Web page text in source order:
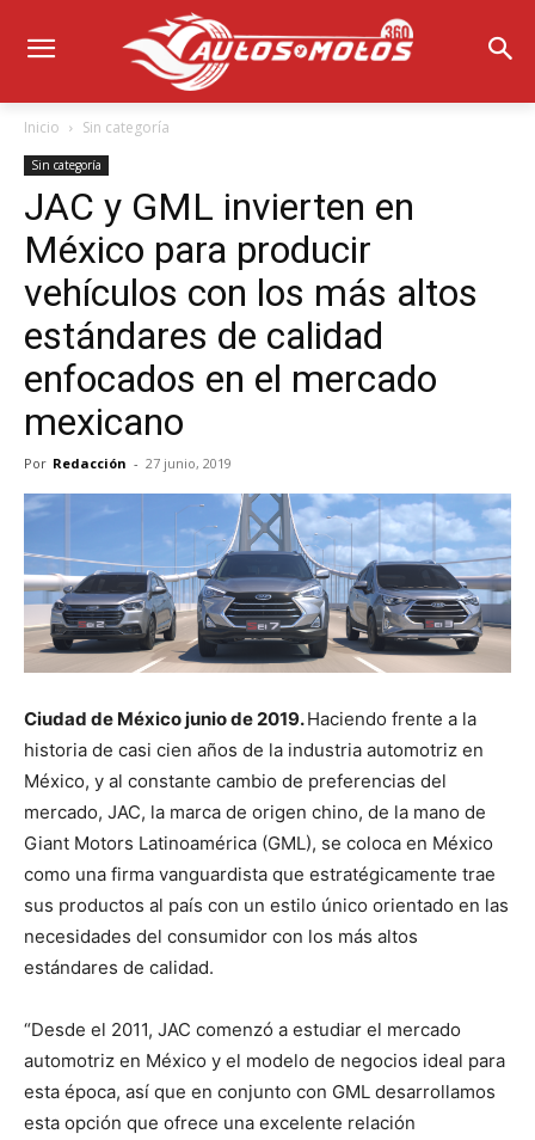
Inicio Sin categoría
Sin categoría
JAC y GML invierten en
México para producir
vehículos con los más altos
estándares de calidad
enfocados en el mercado
mexicano
Por Redacción - 27 junio, 2019
Ciudad de México junio de 2019.Haciendo frente a la
historia de casi cien años de la industria automotriz en
México, y al constante cambio de preferencias del
mercado, JAC, la marca de origen chino, de la mano de
Giant Motors Latinoamérica (GML), se coloca en México
como una firma vanguardista que estratégicamente trae
sus productos al país con un estilo único orientado en las
necesidades del consumidor con los más altos
estándares de calidad.
“Desde el 2011, JAC comenzó a estudiar el mercado
automotriz en México y el modelo de negocios ideal para
esta época, así que en conjunto con GML desarrollamos
esta opción que ofrece una excelente relación